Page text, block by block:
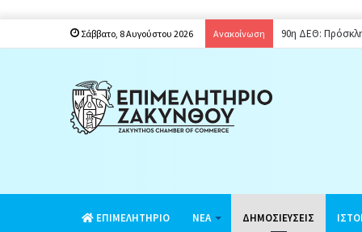
Σάββατο, 8 Αυγούστου 2026 Ανακοίνωση 90η ΔΕΘ:
EΠΙΜΕΛΗΤΗΡΙΟ ΝΕΑ ΔΗΜΟΣΙΕΥΣΕΙΣ